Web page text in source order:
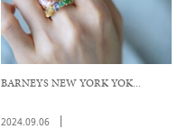
BARNEYS NEW YORK YOK...
2024.09.06